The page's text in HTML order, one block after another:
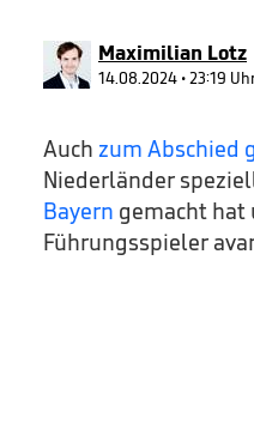
90%
Maximilian Lotz
14.08.2024 • 23:19
Auch zum Abschied
Niederländer
Bayern gemacht hat
Führungsspieler